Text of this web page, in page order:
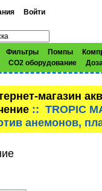
Войти
Фильтры Помпы
CO2 оборудование
магазин
:: TROPIC
анемонов,